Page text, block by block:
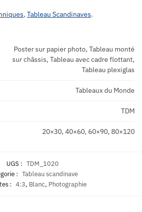
, Tableau Scandinaves.
Poster sur papier photo, Tableau monté
sur châssis, Tableau avec cadre flottant,
Tableau plexiglas
Tableaux du Monde
TDM
20×30, 40×60, 60×90, 80×120
UGS : TDM_1020
: Tableau scandinave
: 4:3, Blanc, Photographie